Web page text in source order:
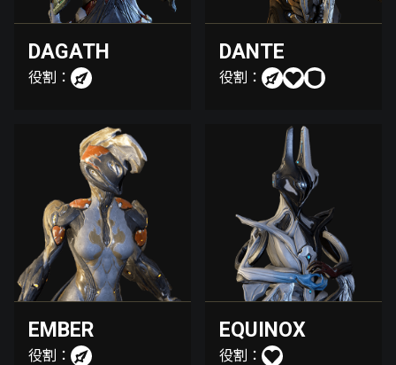
DAGATH
役割：
DANTE
役割：
EMBER
役割：
EQUINOX
役割：